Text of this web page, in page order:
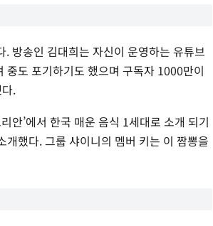
방송인 김대희는 자신이 운영하는 유튜브
중도 포기하기도 했으며 구독자 1000만이
.
안’에서 한국 매운 음식 1세대로 소개 되기
했다. 그룹 샤이니의 멤버 키는 이 짬뽕을